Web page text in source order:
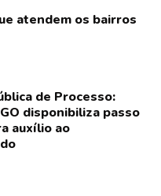
atendem os bairros
de Processo:
disponibiliza passo
auxílio ao